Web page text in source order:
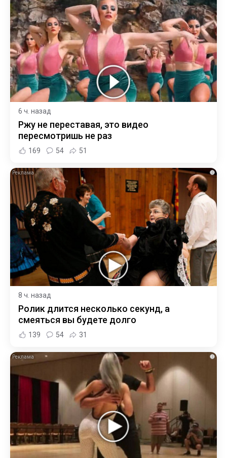
6 ч. назад
Ржу не переставая, это видео
пересмотришь не раз
169 54 51
i
8 ч. назад
Ролик длится несколько секунд, а
смеяться вы будете долго
139 54 31
i